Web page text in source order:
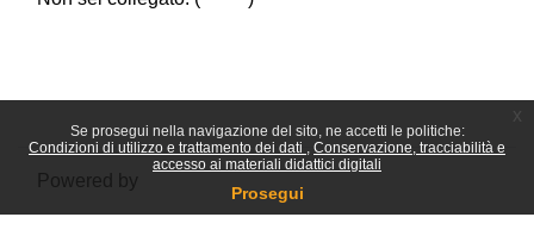
Se prosegui nella navigazione del sito, ne accetti le politiche:
Condizioni di utilizzo e trattamento dei dati
Conservazione, tracciabilità e
accesso ai materiali didattici digitali
Prosegui
Powered by